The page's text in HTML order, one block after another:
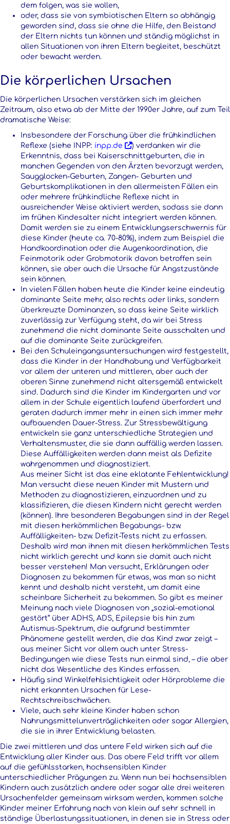
dem folgen, was sie wollen,
oder, dass sie von symbiotischen Eltern so abhängig
geworden sind, dass sie ohne die Hilfe, den Beistand
der Eltern nichts tun können und ständig möglichst in
allen Situationen von ihren Eltern begleitet, beschützt
oder bewacht werden.
Die körperlichen Ursachen
Die körperlichen Ursachen verstärken sich im gleichen
Zeitraum, also etwa ab der Mitte der 1990er Jahre, auf zum Teil
dramatische Weise:
Insbesondere der Forschung über die frühkindlichen
Reflexe (siehe INPP: inpp.de
) verdanken wir die
Erkenntnis, dass bei Kaiserschnittgeburten, die in
manchen Gegenden von den Ärzten bevorzugt werden,
Saugglocken-Geburten, Zangen- Geburten und
Geburtskomplikationen in den allermeisten Fällen ein
oder mehrere frühkindliche Reflexe nicht in
ausreichender Weise aktiviert werden, sodass sie dann
im frühen Kindesalter nicht integriert werden können.
Damit werden sie zu einem Entwicklungserschwernis für
diese Kinder (heute ca. 70-80%), indem zum Beispiel die
Handkoordination oder die Augenkoordination, die
Feinmotorik oder Grobmotorik davon betroffen sein
können, sie aber auch die Ursache für Angstzustände
sein können.
In vielen Fällen haben heute die Kinder keine eindeutig
dominante Seite mehr, also rechts oder links, sondern
überkreuzte Dominanzen, so dass keine Seite wirklich
zuverlässig zur Verfügung steht, da wir bei Stress
zunehmend die nicht dominante Seite ausschalten und
auf die dominante Seite zurückgreifen.
Bei den Schuleingangsuntersuchungen wird festgestellt,
dass die Kinder in der Handhabung und Verfügbarkeit
vor allem der unteren und mittleren, aber auch der
oberen Sinne zunehmend nicht altersgemäß entwickelt
sind. Dadurch sind die Kinder im Kindergarten und vor
allem in der Schule eigentlich laufend überfordert und
geraten dadurch immer mehr in einen sich immer mehr
aufbauenden Dauer-Stress. Zur Stressbewältigung
entwickeln sie ganz unterschiedliche Strategien und
Verhaltensmuster, die sie dann auffällig werden lassen.
Diese Auffälligkeiten werden dann meist als Defizite
wahrgenommen und diagnostiziert.
Aus meiner Sicht ist das eine eklatante Fehlentwicklung!
Man versucht diese neuen Kinder mit Mustern und
Methoden zu diagnostizieren, einzuordnen und zu
klassifizieren, die diesen Kindern nicht gerecht werden
(können). Ihre besonderen Begabungen sind in der Regel
mit diesen herkömmlichen Begabungs- bzw.
Auffälligkeiten- bzw. Defizit-Tests nicht zu erfassen.
Deshalb wird man ihnen mit diesen herkömmlichen Tests
nicht wirklich gerecht und kann sie damit auch nicht
besser verstehen! Man versucht, Erklärungen oder
Diagnosen zu bekommen für etwas, was man so nicht
kennt und deshalb nicht versteht, um damit eine
scheinbare Sicherheit zu bekommen. So gibt es meiner
Meinung nach viele Diagnosen von „sozial-emotional
gestört“ über ADHS, ADS, Epilepsie bis hin zum
Autismus-Spektrum, die aufgrund bestimmter
Phänomene gestellt werden, die das Kind zwar zeigt –
aus meiner Sicht vor allem auch unter Stress-
Bedingungen wie diese Tests nun einmal sind, – die aber
nicht das Wesentliche des Kindes erfassen.
Häufig sind Winkelfehlsichtigkeit oder Hörprobleme die
nicht erkannten Ursachen für Lese-
Rechtschreibschwächen.
Viele, auch sehr kleine Kinder haben schon
Nahrungsmittelunverträglichkeiten oder sogar Allergien,
die sie in ihrer Entwicklung belasten.
Die zwei mittleren und das untere Feld wirken sich auf die
Entwicklung aller Kinder aus. Das obere Feld trifft vor allem
auf die gefühlsstarken, hochsensiblen Kinder
unterschiedlicher Prägungen zu. Wenn nun bei hochsensiblen
Kindern auch zusätzlich andere oder sogar alle drei weiteren
Ursachenfelder gemeinsam wirksam werden, kommen solche
Kinder meiner Erfahrung nach von klein auf sehr schnell in
ständige Überlastungssituationen, in denen sie in Stress oder